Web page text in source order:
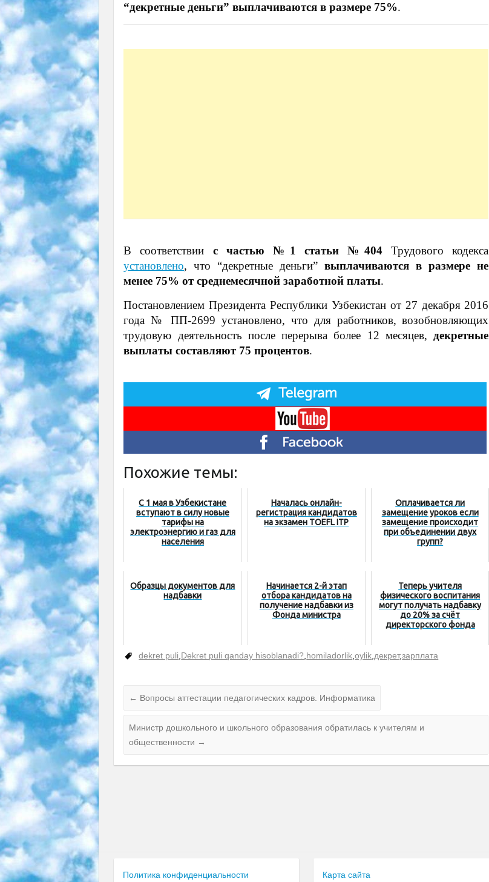
“декретные деньги” выплачиваются в размере 75%.
В соответствии с частью №1 статьи №404 Трудового кодекса
установлено, что “декретные деньги”выплачиваются в размере не
менее 75% от среднемесячной заработной платы.
Постановлением Президента Республики Узбекистан от 27 декабря 2016
года № ПП-2699 установлено, что для работников, возобновляющих
трудовую деятельность после перерыва более 12 месяцев,декретные
выплаты составляют 75 процентов.
Похожие темы:
С 1 мая в Узбекистане
вступают в силу новые
тарифы на
электроэнергию и газ для
населения
Началась онлайн-
регистрация кандидатов
на экзамен TOEFL ITP
Оплачивается ли
замещение уроков если
замещение происходит
при объединении двух
групп?
Образцы документов для
надбавки
Начинается 2-й этап
отбора кандидатов на
получение надбавки из
Фонда министра
Теперь учителя
физического воспитания
могут получать надбавку
до 20% за счёт
директорского фонда
dekret puli,Dekret puli qanday hisoblanadi?,homiladorlik,oylik,декрет,зарплата
← Вопросы аттестации педагогических кадров. Информатика
Министр дошкольного и школьного образования обратилась к учителям и
общественности →
Политика конфиденциальности Карта сайта